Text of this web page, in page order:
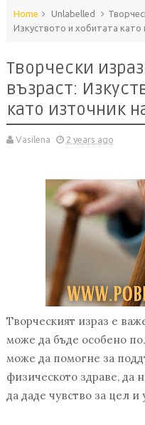
Home Unlabelled
Изкуството и хобитата като
Творчески
възраст:
като източник
Vasilena 2 years ago
Творческият израз е
може да бъде особено
може да помогне за
физическото здраве, да
да даде чувство за цел